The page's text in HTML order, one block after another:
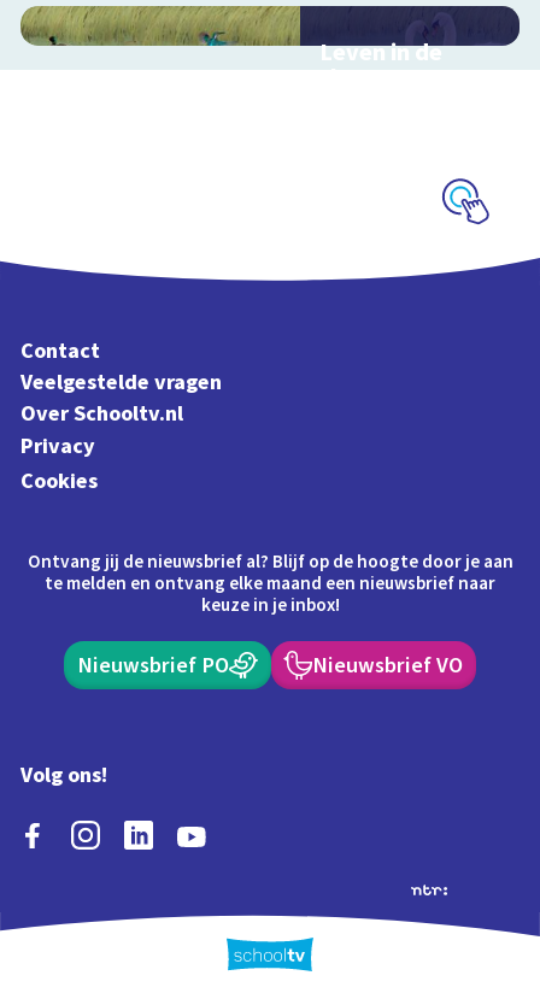
Leven in de
sloot
Contact
Veelgestelde vragen
Over Schooltv.nl
Privacy
Cookies
Ontvang jij de nieuwsbrief al? Blijf op de hoogte door je aan
te melden en ontvang elke maand een nieuwsbrief naar
keuze in je inbox!
Nieuwsbrief PO Nieuwsbrief VO
Volg ons!